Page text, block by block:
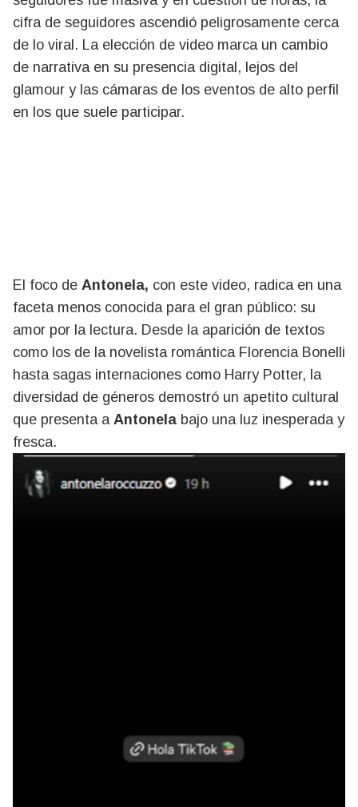
cifra de seguidores ascendió peligrosamente cerca
de lo viral. La elección de video marca un cambio
de narrativa en su presencia digital, lejos del
glamour y las cámaras de los eventos de alto perfil
en los que suele participar.
El foco de Antonela, con este video, radica en una
faceta menos conocida para el gran público: su
amor por la lectura. Desde la aparición de textos
como los de la novelista romántica Florencia Bonelli
hasta sagas internaciones como Harry Potter, la
diversidad de géneros demostró un apetito cultural
que presenta a Antonela bajo una luz inesperada y
fresca.